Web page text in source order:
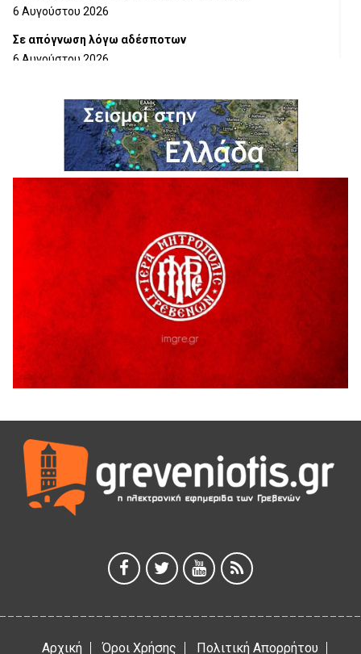
6 Αυγούστου 2026
Σε απόγνωση λόγω αδέσποτων
6 Αυγούστου 2026
6 Αυγούστου 2026
Ολοκληρώνεται η ασφαλτόστρωση της οδού Περιβόλι –
6 Αυγούστου 2026
H παραδοχή λαθών είναι (και) δύναμη
5 Αυγούστου 2026
Ο ΑΝΔΡΕΑΣ ΑΣΛΑΝΙΔΗΣ ΣΥΝΕΧΙΖΕΙ ΣΤΟΝ ΠΡΩΤΕΑ
ΓΡΕΒΕΝΩΝ
5 Αυγούστου 2026
Ευχαριστήριο Εκπολιτιστικού Συλλόγου Ταξιάρχη προς κ.
Παρασχάκη Αθανάσιο
5 Αυγούστου 2026
Διακοπή υδροδότησης του Α΄ κλάδου ύδρευσης
5 Αυγούστου 2026
Θερινό Σινεμά στο πλαίσιο του «Πολιτιστικού
Καλοκαιριού 2026» με την βραβευμένη ταινία «Μικρές
Ανάσες».
5 Αυγούστου 2026
5 Αυγούστου 2026
Αρχική Όροι Χρήσης Πολιτική Απορρήτου